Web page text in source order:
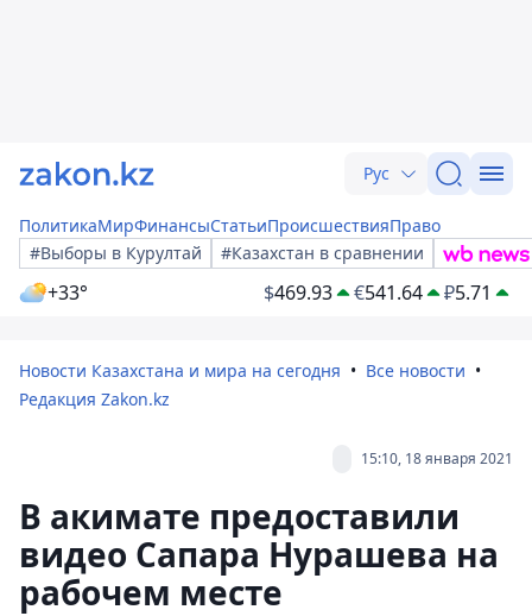
Рус
ПолитикаМирФинансыСтатьиПроисшествияПраво
#Выборы в Курултай
#Казахстан в сравнении
+33° $469.93 €541.64 ₽5.71
Новости Казахстана и мира на сегодня
Все новости
Редакция Zakon.kz
15:10, 18 января 2021
В акимате предоставили
видео Сапара Нурашева на
рабочем месте